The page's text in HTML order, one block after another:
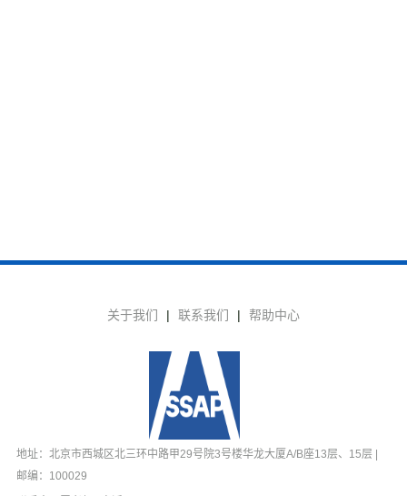
关于我们 | 联系我们 | 帮助中心
地址：北京市西城区北三环中路甲29号院3号楼华龙大厦A/B座13层、15层 |
邮编：100029